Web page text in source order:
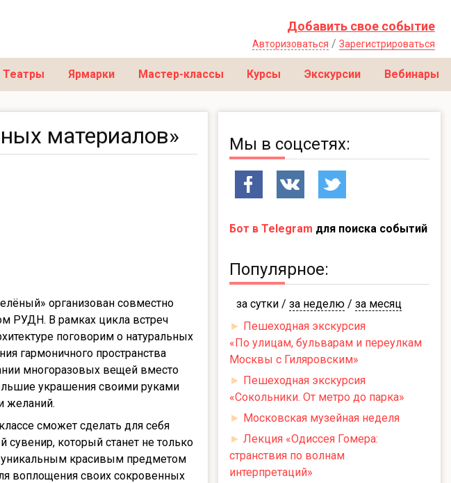
Добавить свое событие
Авторизоваться / Зарегистрироваться
Театры Ярмарки Мастер-классы Курсы Экскурсии Вебинары
материалов»
организован совместно
РУДН. В рамках цикла встреч
поговорим о натуральных
гармоничного пространства
многоразовых вещей вместо
украшения своими руками
желаний.
сможет сделать для себя
который станет не только
красивым предметом
воплощения своих сокровенных
Мы в соцсетях:
Бот в Telegram для поиска событий
Популярное:
за сутки / за неделю / за месяц
► Пешеходная экскурсия
«По улицам, бульварам и переулкам
Москвы с Гиляровским»
► Пешеходная экскурсия
«Сокольники. От метро до парка»
► Московская музейная неделя
► Лекция «Одиссея Гомера:
странствия по волнам
интерпретаций»